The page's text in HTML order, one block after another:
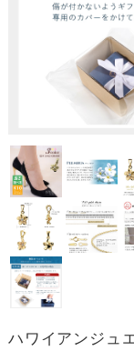
ハワイアンジュ